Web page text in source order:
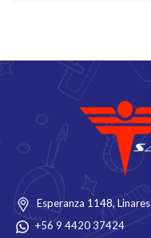
Esperanza 1148, Linares
+56 9 4420 37424